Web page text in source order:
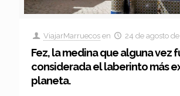
ViajarMarruecos en 24 de agosto
Fez, la medina que alguna vez
considerada el laberinto más
planeta.